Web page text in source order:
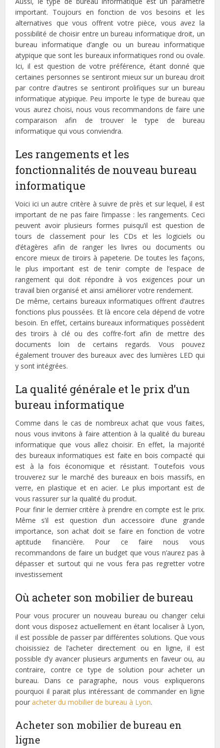
important. Toujours en fonction de vos besoins et les
alternatives que vous offrent votre pièce, vous avez la
possibilité de choisir entre un bureau informatique droit, un
bureau informatique d’angle ou un bureau informatique
atypique que sont les bureaux informatiques rond ou ovale.
Ici, il est question de votre préférence, étant donné que
certaines personnes se sentiront mieux sur un bureau droit
par contre d’autres se sentiront prolifiques sur un bureau
informatique atypique. Peu importe le type de bureau que
vous aurez choisi, nous vous recommandons de faire une
comparaison afin de trouver le type de bureau
informatique qui vous conviendra.
Les rangements et les
fonctionnalités de nouveau bureau
informatique
Voici ici un autre critère à suivre de près et sur lequel, il est
important de ne pas faire l’impasse : les rangements. Ceci
peuvent avoir plusieurs formes puisqu’il est question de
tours de classement pour les CDs et les logiciels ou
d’étagères afin de ranger les livres ou documents ou
encore mieux de tiroirs à papeterie. De toutes les façons,
le plus important est de tenir compte de l’espace de
rangement qui doit répondre à vos exigences pour un
travail bien organisé et ainsi améliorer votre rendement.
De même, certains bureaux informatiques offrent d’autres
fonctions plus poussées. Et là encore cela dépend de votre
besoin. En effet, certains bureaux informatiques possèdent
des tiroirs à clé ou des coffre-fort afin de mettre des
documents loin de certains regards. Vous pouvez
également trouver des bureaux avec des lumières LED qui
y sont intégrées.
La qualité générale et le prix d’un
bureau informatique
Comme dans le cas de nombreux achat que vous faites,
nous vous invitons à faire attention à la qualité du bureau
informatique que vous allez choisir. En effet, la majorité
des bureaux informatiques est faite en bois compacté qui
est à la fois économique et résistant. Toutefois vous
trouverez sur le marché des bureaux en bois massifs, en
verre, en plastique et en acier. Le plus important est de
vous rassurer sur la qualité du produit.
Pour finir le dernier critère à prendre en compte est le prix.
Même s’il est question d’un accessoire d’une grande
importance, son achat doit se faire en fonction de votre
aptitude financière. Pour ce faire nous vous
recommandons de faire un budget que vous n’aurez pas à
dépasser et surtout qui ne vous fera pas regretter votre
investissement
Où acheter son mobilier de bureau
Pour vous procurer un nouveau bureau ou changer celui
dont vous disposez actuellement en étant localiser à Lyon,
il est possible de passer par différentes solutions. Que vous
choisissiez de l’acheter directement ou en ligne, il est
possible d’y avancer plusieurs arguments en faveur ou, au
contraire, contre ce type de solution pour acheter un
bureau. Dans ce paragraphe, nous vous expliquerons
pourquoi il parait plus intéressant de commander en ligne
pouracheter du mobilier de bureau à Lyon.
Acheter son mobilier de bureau en
ligne